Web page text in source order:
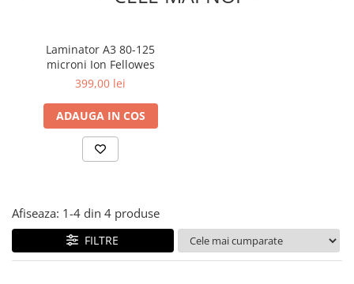
Stilouri
Cerneala
Cartuse cu cerneala
Corectoare
Radiere
Fluid corector
Creioane
Creioane mecanice
Laminator A3 80-125
microni Ion Fellowes
399,00 lei
ADAUGA IN COS
Afiseaza: 1-4 din 4 produse
FILTRE